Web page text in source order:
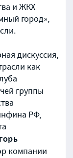
и ЖКХ
город»,
дискуссия,
как
группы
РФ,
компании